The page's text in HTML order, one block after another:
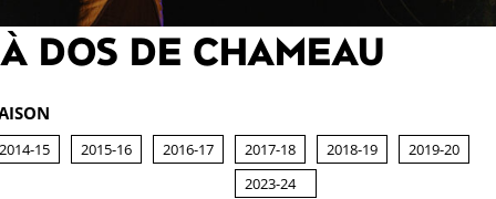
À DOS DE CHAMEAU
2014-15 2015-16 2016-17 2017-18 2018-19 2019-20
2023-24